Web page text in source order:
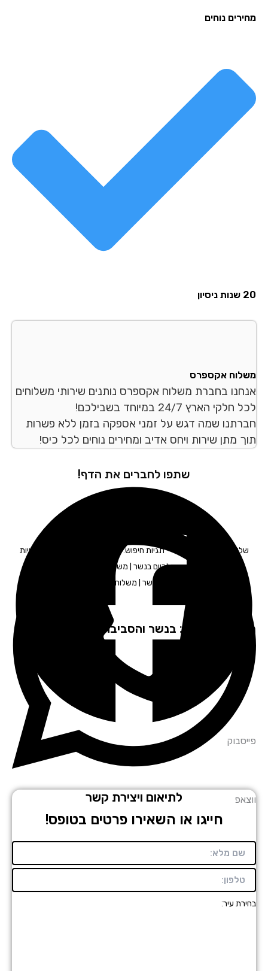
נוחים
אקספרס
בחברת משלוח אקספרס נותנים שירותי משלוחים
הארץ 24/7 במיוחד בשבילכם!
שמה דגש על זמני אספקה בזמן ללא פשרות
מתן שירות ויחס אדיב ומחירים נוחים לכל כיס!
שתפו לחברים את הדף!
לעסקים בנשר – תגיות חיפוש: חברת משלוחים בנשר | שליחויות
בנשר | שליחויות מהיום להיום בנשר | משלוחים מעכשיו לעכשיו בנשר |
שליחות משפטית בנשר | משלוחן בנשר | שליח בנשר
שירות: בנשר והסביבה
לתיאום ויצירת קשר
חייגו או השאירו פרטים בטופס!
עיר: